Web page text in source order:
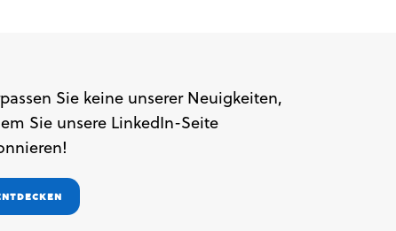
Sie keine unserer Neuigkeiten,
Sie unsere LinkedIn-Seite